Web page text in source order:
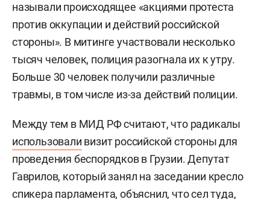
называли происходящее «акциями протеста
против оккупации и действий российской
стороны». В митинге участвовали несколько
тысяч человек, полиция разогнала их к утру.
Больше 30 человек получили различные
травмы, в том числе из-за действий полиции.
Между тем в МИД РФ считают, что радикалы
использовали визит российской стороны для
проведения беспорядков в Грузии. Депутат
Гаврилов, который занял на заседании кресло
спикера парламента,объяснил, что сел туда,